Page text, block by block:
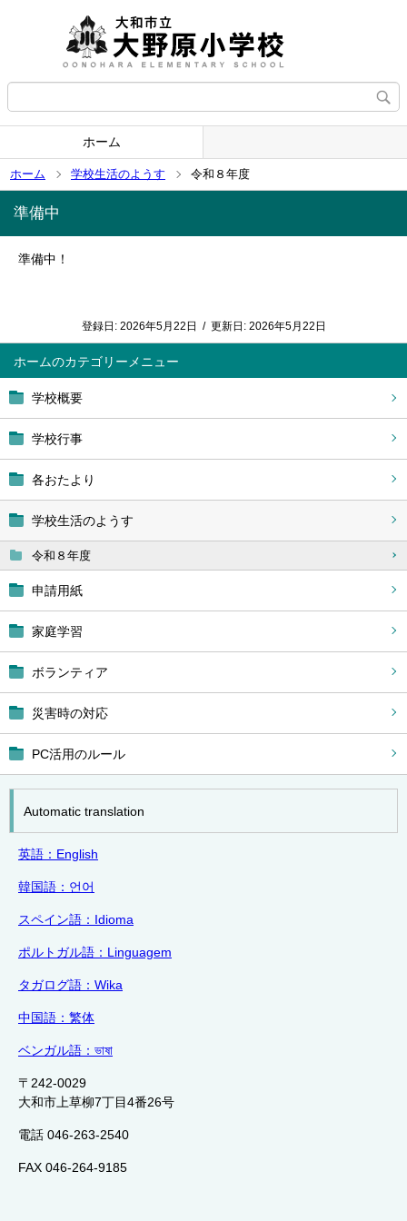
ホーム
ホーム 学校生活のようす 令和８年度
ホーム
学校概要
学校行事
各おたより
学校生活のようす
令和８年度
申請用紙
家庭学習
ボランティア
災害時の対応
PC活用のルール
Automatic translation
英語：English
韓国語： 언어
スペイン語： Idioma
ポルトガル語： Linguagem
タガログ語： Wika
中国語：繁体
ベンガル語： ভাষা
〒242-0029
大和市上草柳7丁目4番26号
電話 046-263-2540
FAX 046-264-9185
準備中
準備中！
登録日: 2026年5月22日 / 更新日: 2026年5月22日